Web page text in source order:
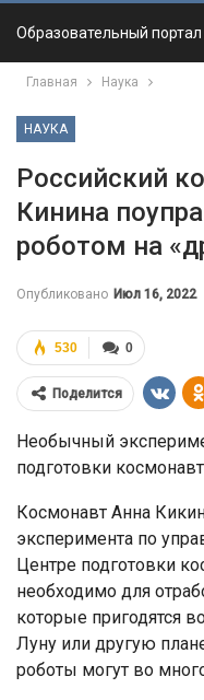
Образовательный портал
Главная Наука
НАУКА
Российский
Кинина
роботом на
Опубликовано Июл 16, 2022
0
530
Поделится
Необычный
подготовки
Космонавт Анна
эксперимента по
Центре подготовки
необходимо для
которые пригодятся
Луну или другую
роботы могут во